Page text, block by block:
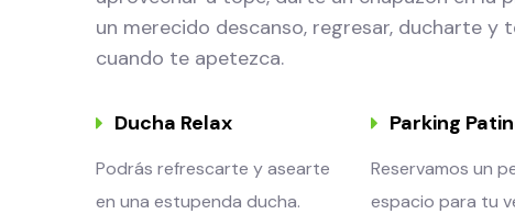
un merecido descanso, regresar, ducharte y
cuando te apetezca.
Ducha Relax
Podrás refrescarte y asearte
en una estupenda ducha.
Parking
Reservamos un
espacio para tu